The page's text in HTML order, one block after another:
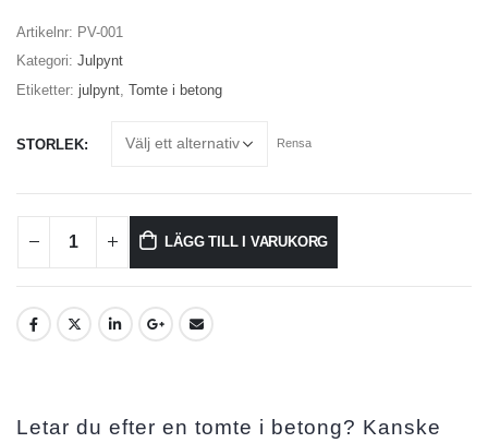
Artikelnr: PV-001
Kategori: Julpynt
Etiketter: julpynt Tomte i betong
STORLEK Rensa
LÄGG TILL I VARUKORG
Letar du efter en tomte i betong? Kanske